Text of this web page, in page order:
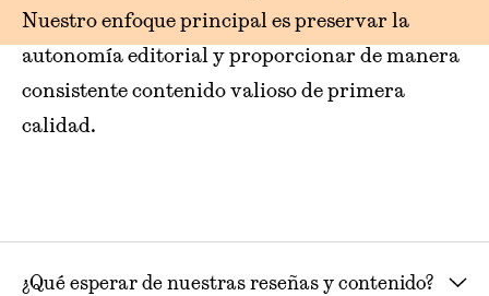
Nuestro enfoque principal es preservar la
autonomía editorial y proporcionar de manera
consistente contenido valioso de primera
calidad.
¿Qué esperar de nuestras reseñas y contenido?